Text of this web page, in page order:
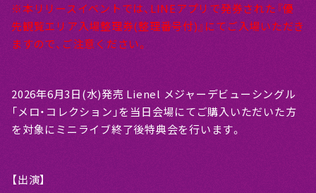
※本リリースイベントでは、LINEアプリで発券された『優
先観覧エリア入場整理券(整理番号付)』にてご入場いただき
ますので、ご注意ください。
2026年6月3日(水)発売 Lienel メジャーデビューシングル
「メロ・コレクション」を当日会場にてご購入いただいた方
を対象にミニライブ終了後特典会を行います。
【出演】